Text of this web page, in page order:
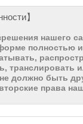
】
нашего
полностью
транслировать
должно быть
права